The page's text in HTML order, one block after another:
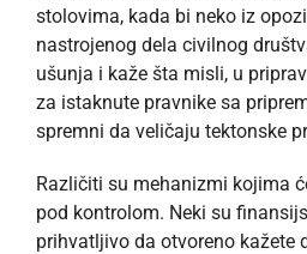
stolovima, kada bi neko iz
nastrojenog dela civilnog
ušunja i kaže šta misli, u
za istaknute pravnike sa
spremni da veličaju tektonske
Različiti su mehanizmi kojima
pod kontrolom. Neki su
prihvatljivo da otvoreno kažete